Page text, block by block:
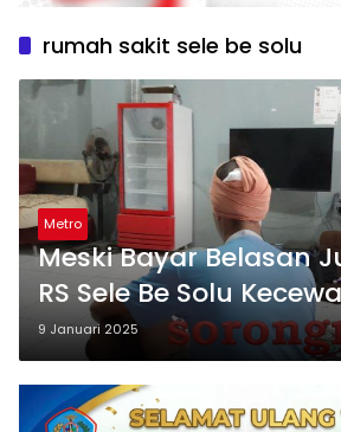
rumah sakit sele be solu
Metro
Meski Bayar Belasan
RS Sele Be Solu
Pelayanan
9 Januari 2025